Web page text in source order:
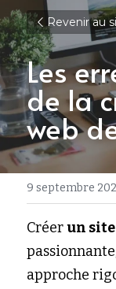
Revenir au
Les
de la
web
9 septembre
Créer un
approche